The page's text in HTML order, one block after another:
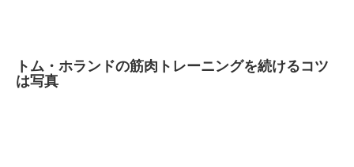
トム・ホランドの筋肉トレーニングを続けるコツ
は写真